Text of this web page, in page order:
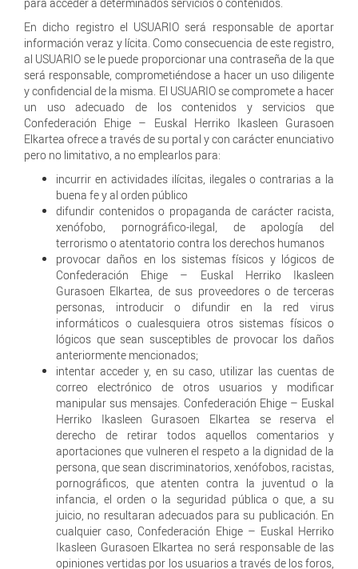
En dicho registro el USUARIO será responsable de aportar
información veraz y lícita. Como consecuencia de este registro,
al USUARIO se le puede proporcionar una contraseña de la que
será responsable, comprometiéndose a hacer un uso diligente
y confidencial de la misma. El USUARIO se compromete a hacer
un uso adecuado de los contenidos y servicios que
Confederación Ehige – Euskal Herriko Ikasleen Gurasoen
Elkartea ofrece a través de su portal y con carácter enunciativo
pero no limitativo, a no emplearlos para:
incurrir en actividades ilícitas, ilegales o contrarias a la
buena fe y al orden público
difundir contenidos o propaganda de carácter racista,
xenófobo, pornográfico-ilegal, de apología del
terrorismo o atentatorio contra los derechos humanos
provocar daños en los sistemas físicos y lógicos de
Confederación Ehige – Euskal Herriko Ikasleen
Gurasoen Elkartea, de sus proveedores o de terceras
personas, introducir o difundir en la red virus
informáticos o cualesquiera otros sistemas físicos o
lógicos que sean susceptibles de provocar los daños
anteriormente mencionados;
intentar acceder y, en su caso, utilizar las cuentas de
correo electrónico de otros usuarios y modificar
manipular sus mensajes. Confederación Ehige – Euskal
Herriko Ikasleen Gurasoen Elkartea se reserva el
derecho de retirar todos aquellos comentarios y
aportaciones que vulneren el respeto a la dignidad de la
persona, que sean discriminatorios, xenófobos, racistas,
pornográficos, que atenten contra la juventud o la
infancia, el orden o la seguridad pública o que, a su
juicio, no resultaran adecuados para su publicación. En
cualquier caso, Confederación Ehige – Euskal Herriko
Ikasleen Gurasoen Elkartea no será responsable de las
opiniones vertidas por los usuarios a través de los foros,